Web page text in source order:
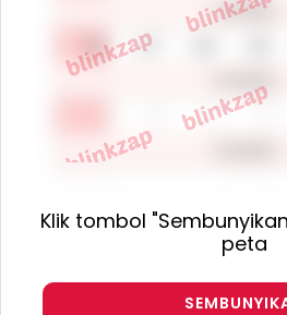
Klik tombol
peta